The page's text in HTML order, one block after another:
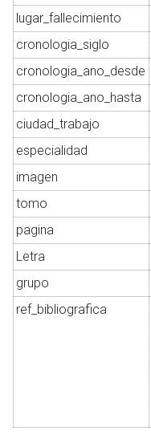
Abrir menú principal
lugar_fallecimiento
cronologia_siglo
cronologia_ano_desde
cronologia_ano_hasta
ciudad_trabajo
especialidad
imagen
tomo
pagina
Letra
grupo
ref_bibliografica